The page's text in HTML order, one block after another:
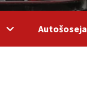
Autošoseja